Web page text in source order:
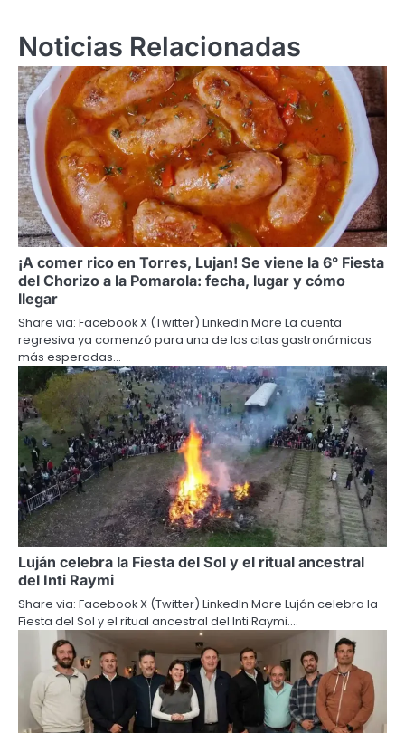
Noticias Relacionadas
¡A comer rico en Torres, Lujan! Se viene la 6° Fiesta
del Chorizo a la Pomarola: fecha, lugar y cómo
llegar
Share via: Facebook X (Twitter) LinkedIn More La cuenta
regresiva ya comenzó para una de las citas gastronómicas
más esperadas…
Luján celebra la Fiesta del Sol y el ritual ancestral
del Inti Raymi
Share via: Facebook X (Twitter) LinkedIn More Luján celebra la
Fiesta del Sol y el ritual ancestral del Inti Raymi.…